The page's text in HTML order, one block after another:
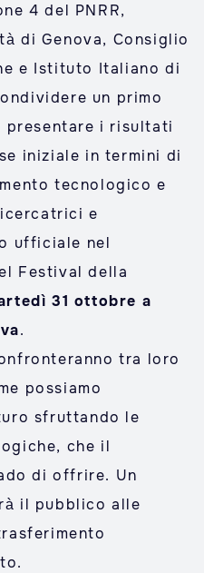
4 del PNRR,
di Genova, Consiglio
e Istituto Italiano di
un primo
i risultati
iniziale in termini di
tecnologico e
e
ufficiale nel
Festival della
31 ottobre a
.
tra loro
possiamo
sfruttando le
che il
di offrire. Un
il pubblico alle